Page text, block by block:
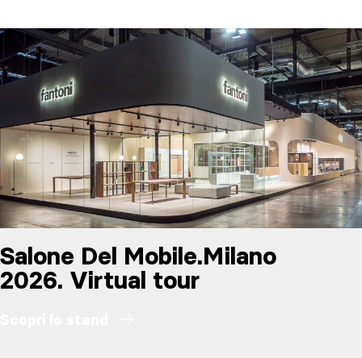
Salone Del Mobile.Milano
2026. Virtual tour